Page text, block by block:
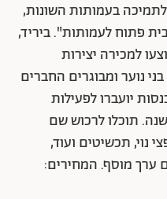
בעמותות השונות,
פתוח לעמותות". ביריד,
למכירה יצירות
נוער ומבוגרים החברים
יועברו לפעילות
תוכלו לרכוש שם
נוי, תכשיטים ועוד,
ערך מוסף. המחירים: